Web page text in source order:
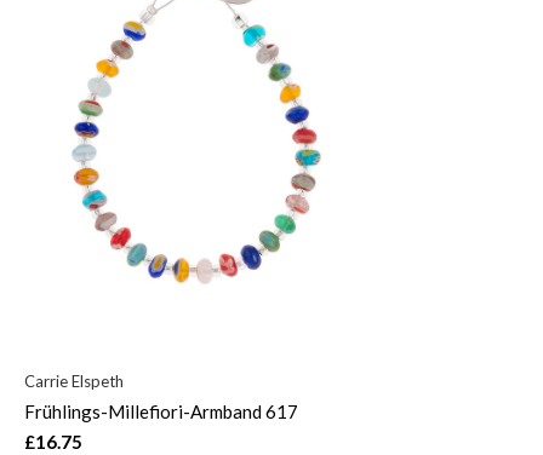
Carrie Elspeth
Frühlings-Millefiori-Armband 617
£16.75